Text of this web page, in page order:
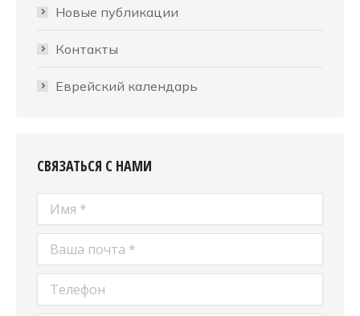
Новые публикации
Контакты
Еврейский календарь
СВЯЗАТЬСЯ С НАМИ
Имя *
Ваша почта *
Телефон